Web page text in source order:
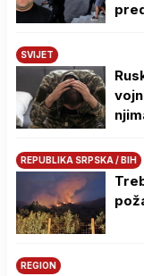
SVIJET
REPUBLIKA SRPSKA / BIH
REGION